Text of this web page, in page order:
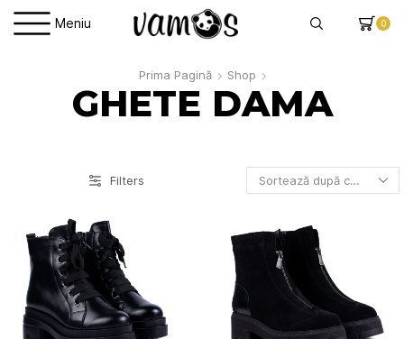
Meniu 0
Prima Pagină Shop
GHETE DAMA
Filters